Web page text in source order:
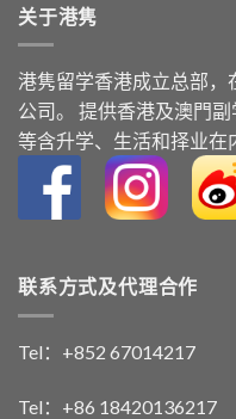
关于港隽
港隽留学⾹港成⽴总部，
公司。 提供⾹港及澳⾨
等含升学、⽣活和择业在
联系方式及代理合作
Tel：+852 67014217
Tel：+86 18420136217